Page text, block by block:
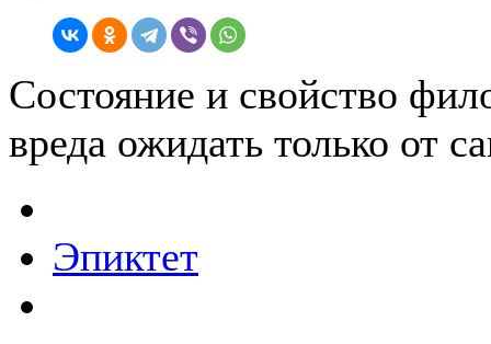
Состояние и свойство
вреда ожидать только от
Эпиктет